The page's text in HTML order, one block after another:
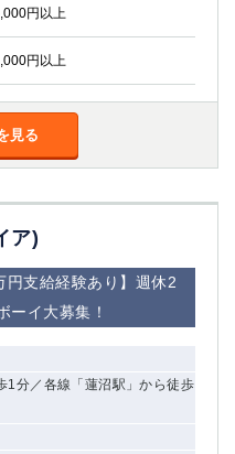
円以上
円以上
見る
ア)
円支給経験あり】週休2
ーイ大募集！
1分／各線「蓮沼駅」から徒歩